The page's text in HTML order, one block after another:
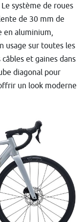
système de roues
de 30 mm de
en aluminium,
usage sur toutes les
et gaines dans
diagonal pour
un look moderne